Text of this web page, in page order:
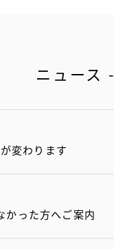
ニュース
変わります
かった方へご案内